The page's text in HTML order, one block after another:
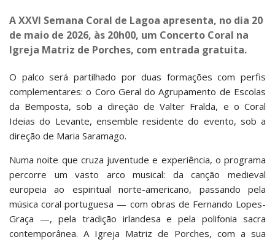
A XXVI Semana Coral de Lagoa apresenta, no dia 20
de maio de 2026, às 20h00, um Concerto Coral na
Igreja Matriz de Porches, com entrada gratuita.
O palco será partilhado por duas formações com perfis
complementares: o Coro Geral do Agrupamento de Escolas
da Bemposta, sob a direção de Valter Fralda, e o Coral
Ideias do Levante, ensemble residente do evento, sob a
direção de Maria Saramago.
Numa noite que cruza juventude e experiência, o programa
percorre um vasto arco musical: da canção medieval
europeia ao espiritual norte-americano, passando pela
música coral portuguesa — com obras de Fernando Lopes-
Graça —, pela tradição irlandesa e pela polifonia sacra
contemporânea. A Igreja Matriz de Porches, com a sua